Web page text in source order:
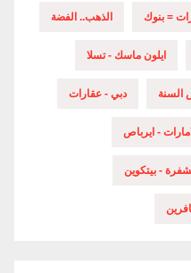
= بنوك الذهب.. الفضة
ايلون ماسك - تسلا
دبي - عقارات
- ايرباص
- بيتكوين